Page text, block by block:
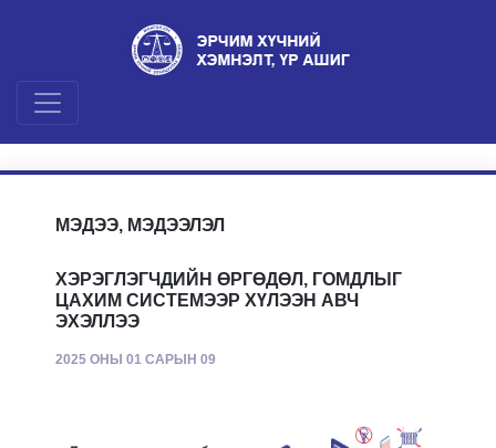
МЭДЭЭ, МЭДЭЭЛЭЛ
ХЭРЭГЛЭГЧДИЙН ӨРГӨДӨЛ, ГОМДЛЫГ
ЦАХИМ СИСТЕМЭЭР ХҮЛЭЭН АВЧ
ЭХЭЛЛЭЭ
2025 ОНЫ 01 САРЫН 09